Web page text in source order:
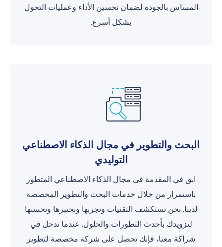
المساس بالجودة لضمان تحسين الأداء وعمليات التحول
بشكل أسرع.
البحث والتطوير في مجال الذكاء الاصطناعي
التوليدي
ابق في المقدمة في مجال الذكاء الاصطناعي المتطور
باستمرار من خلال خدمات البحث والتطوير المخصصة
لدينا. نحن نستكشف التقنيات ونجربها ونختبرها ونحسنها
لتزويدك بأحدث التطورات والحلول. عندما تدخل في
شراكة معنا، فإنك تحصل على شركة مخصصة لتطوير